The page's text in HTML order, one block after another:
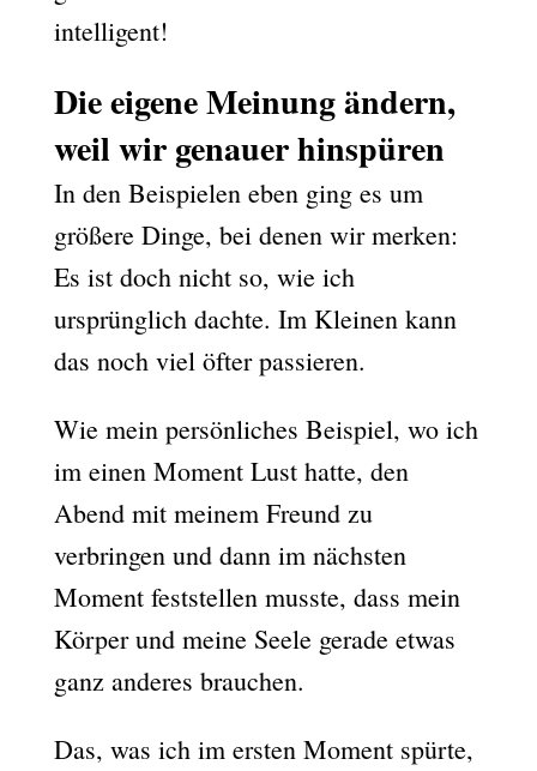
intelligent!
Die eigene Meinung ändern,
weil wir genauer hinspüren
In den Beispielen eben ging es um
größere Dinge, bei denen wir merken:
Es ist doch nicht so, wie ich
ursprünglich dachte. Im Kleinen kann
das noch viel öfter passieren.
Wie mein persönliches Beispiel, wo ich
im einen Moment Lust hatte, den
Abend mit meinem Freund zu
verbringen und dann im nächsten
Moment feststellen musste, dass mein
Körper und meine Seele gerade etwas
ganz anderes brauchen.
Das, was ich im ersten Moment spürte,